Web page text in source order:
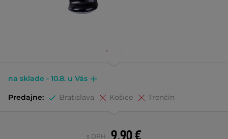
na sklade - 10.8. u Vás
Predajne: Bratislava Košice Trenčín
s DPH